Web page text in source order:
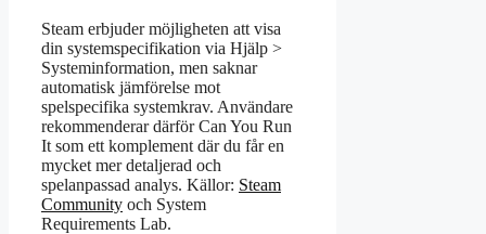
Steam erbjuder möjligheten att visa
din systemspecifikation via Hjälp >
Systeminformation, men saknar
automatisk jämförelse mot
spelspecifika systemkrav. Användare
rekommenderar därför Can You Run
It som ett komplement där du får en
mycket mer detaljerad och
spelanpassad analys. Källor: Steam
Community och System
Requirements Lab.